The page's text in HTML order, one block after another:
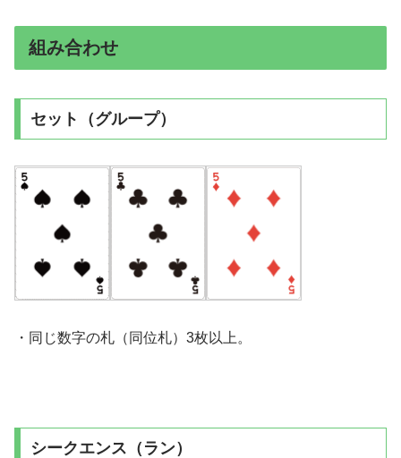
組み合わせ
セット（グループ）
・同じ数字の札（同位札）3枚以上。
シークエンス（ラン）